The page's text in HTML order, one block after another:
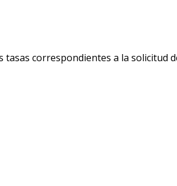
tasas correspondientes a la solicitud